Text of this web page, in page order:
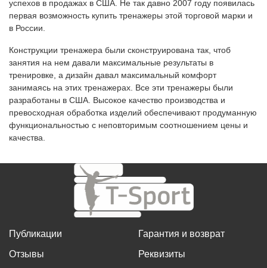
успехов в продажах в США. Не так давно 2007 году появилась
первая возможность купить тренажеры этой торговой марки и
в России.
Конструкции тренажера были сконструирована так, чтоб
занятия на нем давали максимальные результаты в
тренировке, а дизайн давал максимальный комфорт
занимаясь на этих тренажерах. Все эти тренажеры были
разработаны в США. Высокое качество производства и
превосходная обработка изделий обеспечивают продуманную
функциональностью с неповторимым соотношением цены и
качества.
Публикации
Отзывы
Гарантия и возврат
Реквизиты